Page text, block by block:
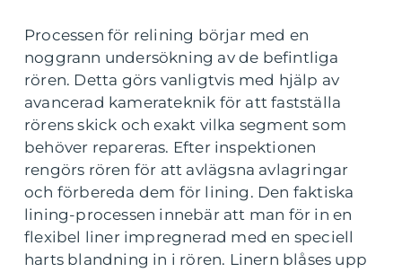
Processen för relining börjar med en
noggrann undersökning av de befintliga
rören. Detta görs vanligtvis med hjälp av
avancerad kamerateknik för att fastställa
rörens skick och exakt vilka segment som
behöver repareras. Efter inspektionen
rengörs rören för att avlägsna avlagringar
och förbereda dem för lining. Den faktiska
lining-processen innebär att man för in en
flexibel liner impregnerad med en speciell
harts blandning in i rören. Linern blåses upp